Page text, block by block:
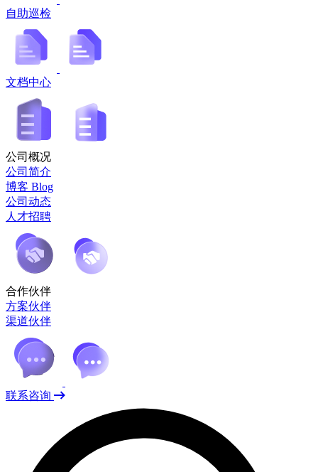
自助巡检
文档中心
公司概况
公司简介
博客 Blog
公司动态
人才招聘
合作伙伴
方案伙伴
渠道伙伴
联系咨询